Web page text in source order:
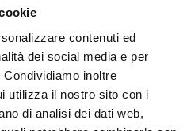
contenuti ed
dei social media e per
inoltre
utilizza il nostro sito con i
di analisi dei dati web,
Cedolare Secca
Immobiliari
Edilizie
Firenze